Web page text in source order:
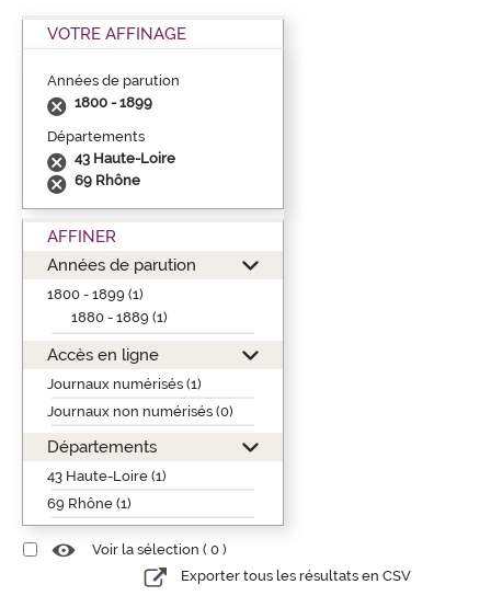
VOTRE AFFINAGE
Années de parution
1800 - 1899
Départements
43 Haute-Loire
69 Rhône
AFFINER
Années de parution
1800 - 1899 (1)
1880 - 1889 (1)
Accès en ligne
Journaux numérisés (1)
Journaux non numérisés (0)
Départements
43 Haute-Loire (1)
69 Rhône (1)
Voir la sélection ( 0 )
Exporter tous les résultats en CSV